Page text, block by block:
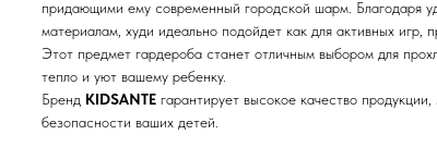
придающими ему современный городской шарм. Благодаря
материалам, худи идеально подойдет как для активных игр,
Этот предмет гардероба станет отличным выбором для
тепло и уют вашему ребенку.
Бренд KIDSANTE гарантирует высокое качество
безопасности ваших детей.